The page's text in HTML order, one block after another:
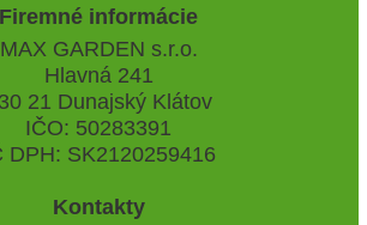
Firemné informácie
MAX GARDEN s.r.o.
Hlavná 241
21 Dunajský Klátov
IČO: 50283391
DPH: SK2120259416
Kontakty